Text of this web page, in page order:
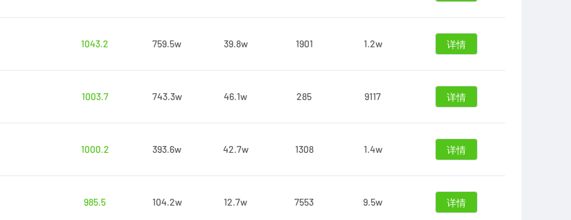
1043.2
759.5w 39.8w 1901 1.2w 详情
1003.7
743.3w 46.1w 285 9117 详情
1000.2
393.6w 42.7w 1308 1.4w 详情
985.5
104.2w 12.7w 7553 9.5w 详情